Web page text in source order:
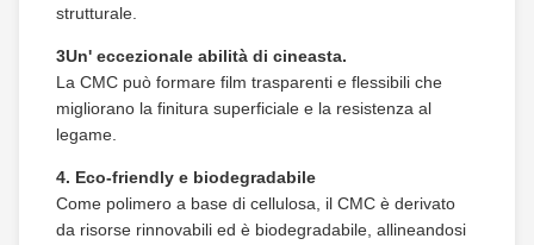
strutturale.
3Un' eccezionale abilità di cineasta.
La CMC può formare film trasparenti e flessibili che
migliorano la finitura superficiale e la resistenza al
legame.
4. Eco-friendly e biodegradabile
Come polimero a base di cellulosa, il CMC è derivato
da risorse rinnovabili ed è biodegradabile, allineandosi